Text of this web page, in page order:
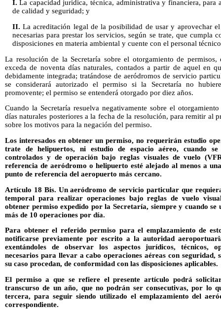
I.La capacidad jurídica, técnica, administrativa y financiera, para
de calidad y seguridad; y
II. La acreditación legal de la posibilidad de usar y aprovechar
necesarias para prestar los servicios, según se trate, que cumpla
disposiciones en materia ambiental y cuente con el personal
La resolución de la Secretaría sobre el otorgamiento de
exceda de noventa días naturales, contados a partir de aquel en
debidamente integrada; tratándose de aeródromos de servicio
se considerará autorizado el permiso si la Secretaría no
promovente; el permiso se entenderá otorgado por diez años.
Cuando la Secretaría resuelva negativamente sobre el
días naturales posteriores a la fecha de la resolución, para remitir al
sobre los motivos para la negación del permiso.
Los interesados en obtener un permiso, no requerirán estudio
trate de helipuertos, ni estudio de espacio aéreo, cuando
controlados y de operación bajo reglas visuales de vuelo
referencia de aeródromo o helipuerto esté alejado al menos a
punto de referencia del aeropuerto más cercano.
Artículo 18 Bis. Un aeródromo de servicio particular que
temporal para realizar operaciones bajo reglas de vuelo
obtener permiso expedido por la Secretaría, siempre y cuando se
más de 10 operaciones por día.
Para obtener el referido permiso para el emplazamiento de
notificarse previamente por escrito a la autoridad
exentándoles de observar los aspectos jurídicos, técnicos,
necesarios para llevar a cabo operaciones aéreas con seguridad,
su caso procedan, de conformidad con las disposiciones aplicables.
El permiso a que se refiere el presente artículo podrá
transcurso de un año, que no podrán ser consecutivas, por lo
tercera, para seguir siendo utilizado el emplazamiento del
correspondiente.